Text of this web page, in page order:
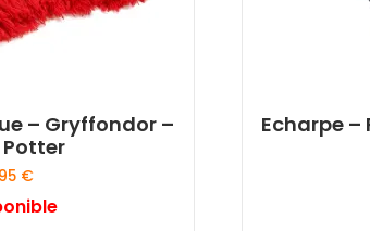
– Gryffondor –
€
Echarpe